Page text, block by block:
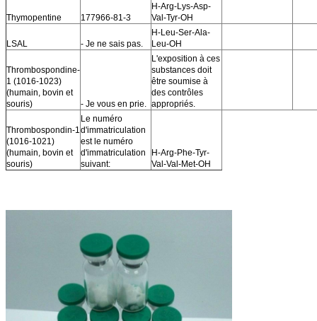
Thymopentine 177966-81-3
H-Arg-Lys-Asp-
Val-Tyr-OH
LSAL - Je ne sais pas.
H-Leu-Ser-Ala-
Leu-OH
Thrombospondine-
1 (1016-1023)
(humain, bovin et
souris)
- Je vous en prie.
L'exposition à ces
substances doit
être soumise à
des contrôles
appropriés.
Thrombospondin-1
(1016-1021)
(humain, bovin et
souris)
Le numéro
d'immatriculation
est le numéro
d'immatriculation
suivant:
H-Arg-Phe-Tyr-
Val-Val-Met-OH